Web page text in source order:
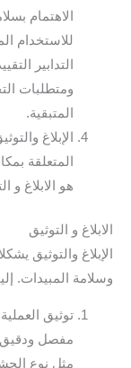
الاهتمام
للاستخدام
التدابير
ومتطلبات
المتبقية.
الإبلاغ
المتعلقة
هو الابلاغ و
الابلاغ و التوثيق
الإبلاغ والتوثيق
وسلامة المبيدات.
توثيق
مفصل
مثل نوع